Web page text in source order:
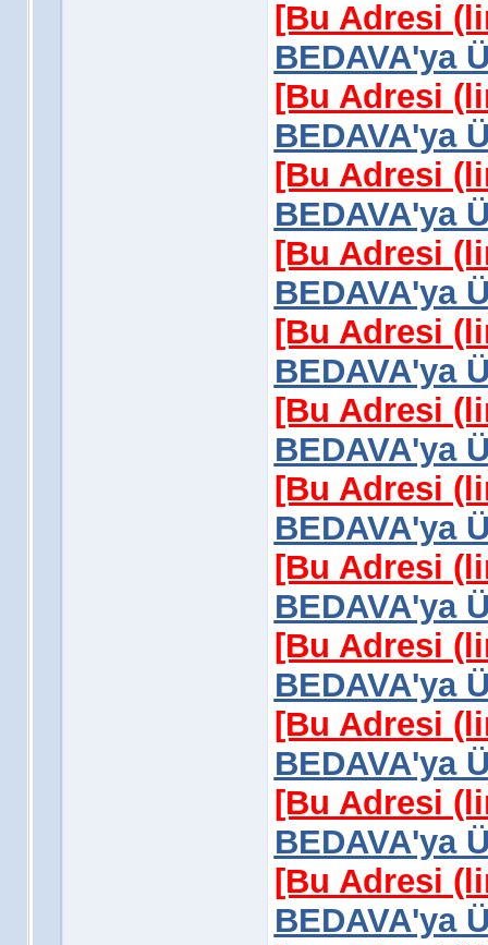
[Bu Adresi
BEDAVA'ya
[Bu Adresi
BEDAVA'ya
[Bu Adresi
BEDAVA'ya
[Bu Adresi
BEDAVA'ya
[Bu Adresi
BEDAVA'ya
[Bu Adresi
BEDAVA'ya
[Bu Adresi
BEDAVA'ya
[Bu Adresi
BEDAVA'ya
[Bu Adresi
BEDAVA'ya
[Bu Adresi
BEDAVA'ya
[Bu Adresi
BEDAVA'ya
[Bu Adresi
BEDAVA'ya